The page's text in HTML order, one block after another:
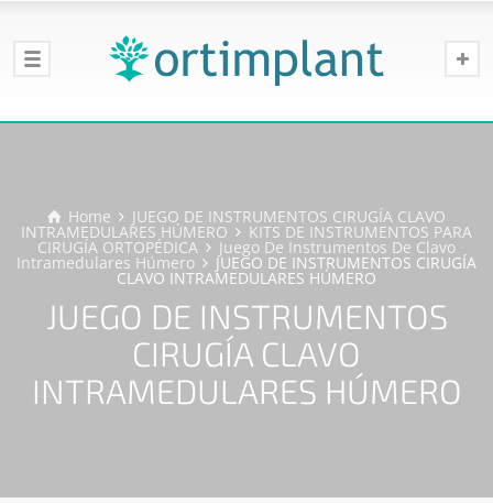
Home JUEGO DE INSTRUMENTOS CIRUGÍA CLAVO
INTRAMEDULARES HÚMERO KITS DE INSTRUMENTOS PARA
CIRUGÍA ORTOPÉDICA Juego De Instrumentos De Clavo
Intramedulares Húmero JUEGO DE INSTRUMENTOS CIRUGÍA
CLAVO INTRAMEDULARES HÚMERO
JUEGO DE INSTRUMENTOS
CIRUGÍA CLAVO
INTRAMEDULARES HÚMERO